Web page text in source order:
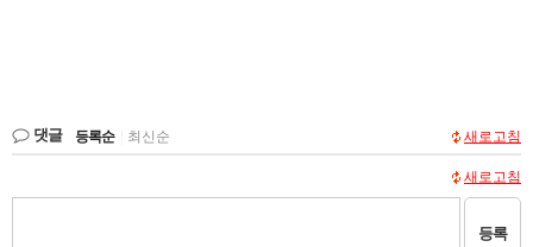
댓글 등록순 최신순 새로고침
새로고침
등록